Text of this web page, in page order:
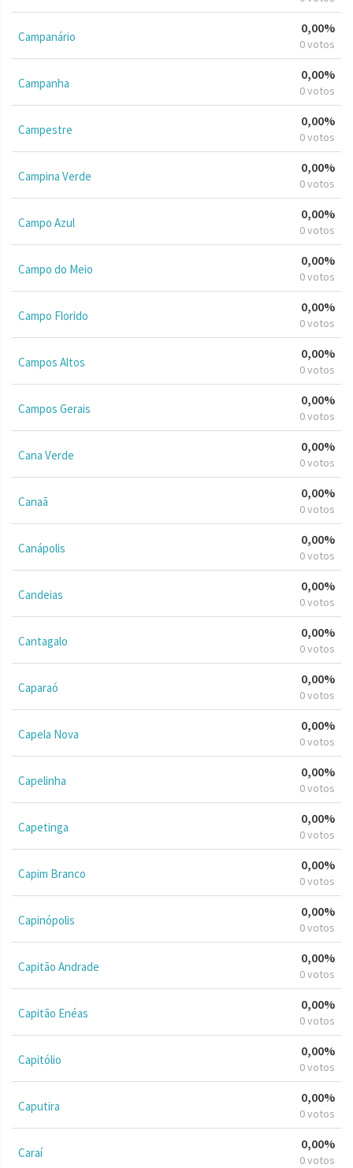
Campanário
0,00%
0 votos
Campanha
0,00%
0 votos
Campestre
0,00%
0 votos
Campina Verde
0,00%
0 votos
Campo Azul
0,00%
0 votos
Campo do Meio
0,00%
0 votos
Campo Florido
0,00%
0 votos
Campos Altos
0,00%
0 votos
Campos Gerais
0,00%
0 votos
Cana Verde
0,00%
0 votos
Canaã
0,00%
0 votos
Canápolis
0,00%
0 votos
Candeias
0,00%
0 votos
Cantagalo
0,00%
0 votos
Caparaó
0,00%
0 votos
Capela Nova
0,00%
0 votos
Capelinha
0,00%
0 votos
Capetinga
0,00%
0 votos
Capim Branco
0,00%
0 votos
Capinópolis
0,00%
0 votos
Capitão Andrade
0,00%
0 votos
Capitão Enéas
0,00%
0 votos
Capitólio
0,00%
0 votos
Caputira
0,00%
0 votos
Caraí
0,00%
0 votos